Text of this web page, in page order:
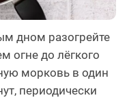
дном разогрейте
огне до лёгкого
морковь в один
периодически